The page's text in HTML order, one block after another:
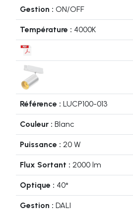
ON/OFF
4000K
LUCP100-013
Blanc
20 W
2000 lm
40°
DALI